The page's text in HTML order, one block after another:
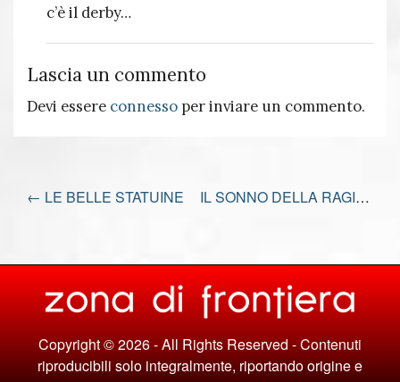
c’è il derby…
Lascia un commento
Devi essere connesso per inviare un commento.
← LE BELLE STATUINE IL SONNO DELLA RAGIONE
Copyright © 2026 - All Rights Reserved - Contenuti
riproducibili solo integralmente, riportando origine e